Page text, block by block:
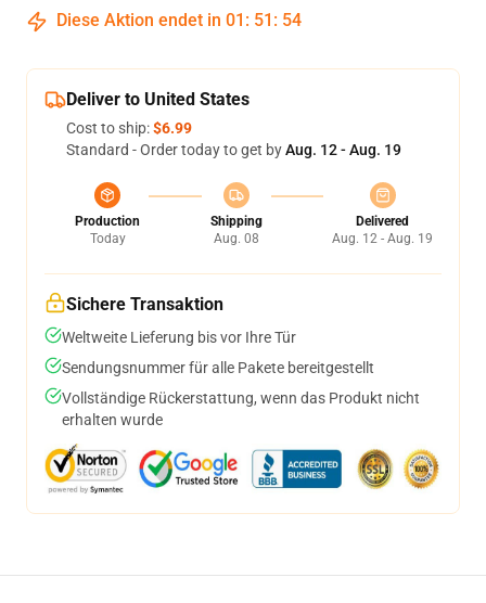
Diese Aktion endet in 01 : 51 : 53
Deliver to United States
Cost to ship:$6.99
Standard - Order today to get byAug. 12 - Aug. 19
Production
Today
Shipping
Aug. 08
Delivered
Aug. 12 - Aug. 19
Sichere Transaktion
Weltweite Lieferung bis vor Ihre Tür
Sendungsnummer für alle Pakete bereitgestellt
Vollständige Rückerstattung, wenn das Produkt nicht
erhalten wurde